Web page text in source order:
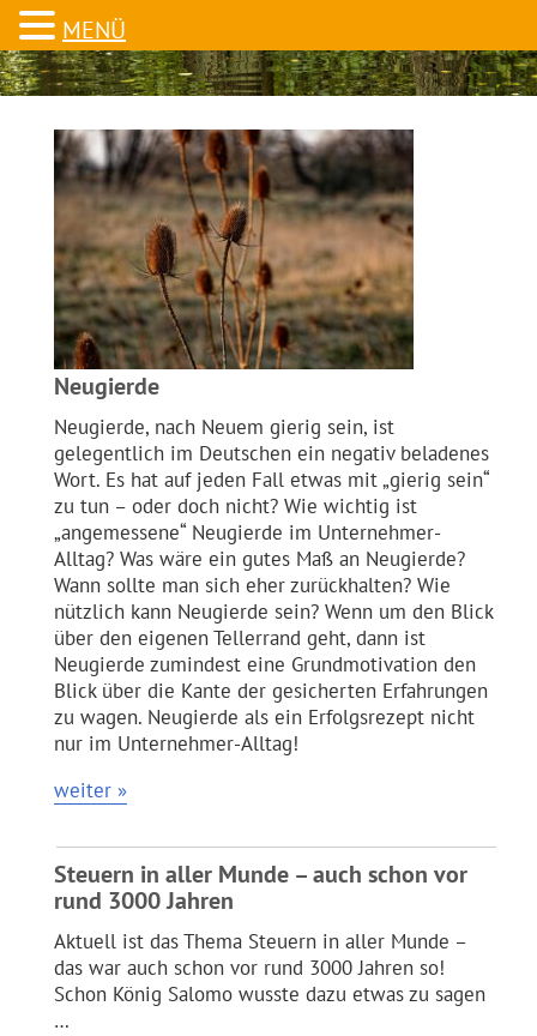
Neugierde
Neugierde, nach Neuem gierig sein, ist
gelegentlich im Deutschen ein negativ beladenes
Wort. Es hat auf jeden Fall etwas mit „gierig sein“
zu tun – oder doch nicht? Wie wichtig ist
„angemessene“ Neugierde im Unternehmer-
Alltag? Was wäre ein gutes Maß an Neugierde?
Wann sollte man sich eher zurückhalten? Wie
nützlich kann Neugierde sein? Wenn um den Blick
über den eigenen Tellerrand geht, dann ist
Neugierde zumindest eine Grundmotivation den
Blick über die Kante der gesicherten Erfahrungen
zu wagen. Neugierde als ein Erfolgsrezept nicht
nur im Unternehmer-Alltag!
weiter »
Steuern in aller Munde – auch schon vor
rund 3000 Jahren
Aktuell ist das Thema Steuern in aller Munde –
das war auch schon vor rund 3000 Jahren so!
Schon König Salomo wusste dazu etwas zu sagen
…
MENÜ